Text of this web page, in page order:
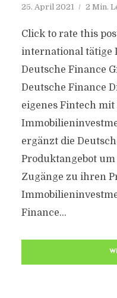
25. April 2021 2 Min.
Click to rate this
international tätige
Deutsche Finance
Deutsche Finance
eigenes Fintech
ergänzt die
Produktangebot
Zugänge zu ihren
Finance...